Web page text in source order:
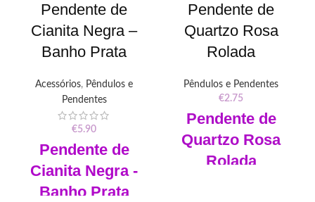
Pendente de
Cianita Negra –
Banho Prata
Acessórios, Pêndulos e
Pendentes
€5.90
Pendente de
Cianita Negra -
Banho Prata
Pendente de
Quartzo Rosa
Rolada
Pêndulos e Pendentes
€2.75
Pendente de
Quartzo Rosa
Rolada